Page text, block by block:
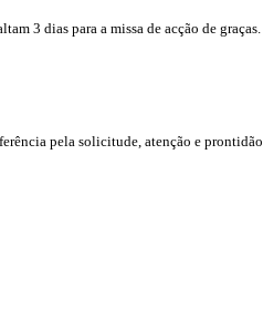
3 dias para a missa de acção de graças.
pela solicitude, atenção e prontidão.